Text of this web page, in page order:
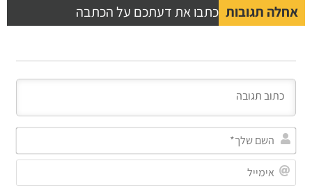
אחלה תגובות כתבו את דעתכם על הכתבה